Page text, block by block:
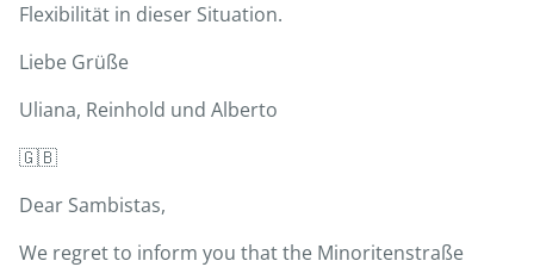
Flexibilität in dieser Situation.
Liebe Grüße
Uliana, Reinhold und Alberto
🇬🇧
Dear Sambistas,
We regret to inform you that the Minoritenstraße